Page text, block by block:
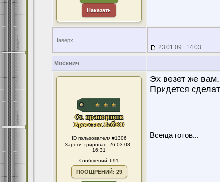
Наказать
Наверх
23.01.09 : 14:03
Москвич
ID пользователя #1306
Зарегистрирован: 26.03.08 :
16:31
Сообщений: 691
ПООЩРЕНИЙ: 29
Эх везет же
Придется
Всегда готов...